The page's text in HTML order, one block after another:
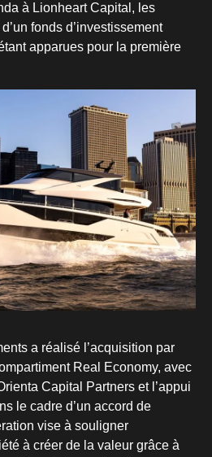
à Lionheart Capital, les
fonds d’investissement
apparues pour la première
a réalisé l’acquisition par
Real Economy, avec
Capital Partners et l’appui
le cadre d’un accord de
vise à souligner
à créer de la valeur grâce à